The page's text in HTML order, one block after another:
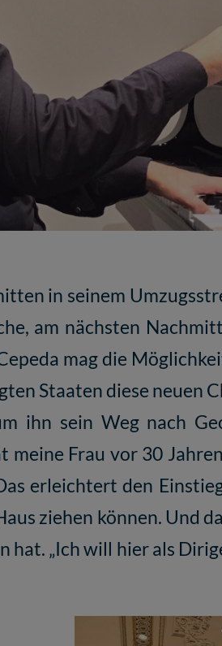
in seinem
am nächsten
mag die
Staaten diese neuen
ihn sein Weg nach
meine Frau vor 30
erleichtert den
ziehen können. Und
hat. „Ich will hier als